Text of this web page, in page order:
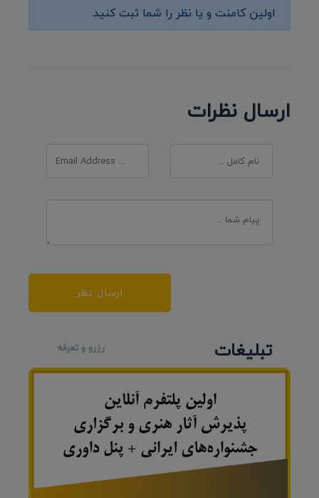
اولین کامنت و یا نظر را شما ثبت کنید.
ارسال نظرات
ارسال نظر
تبلیغات رزرو و تعرفه